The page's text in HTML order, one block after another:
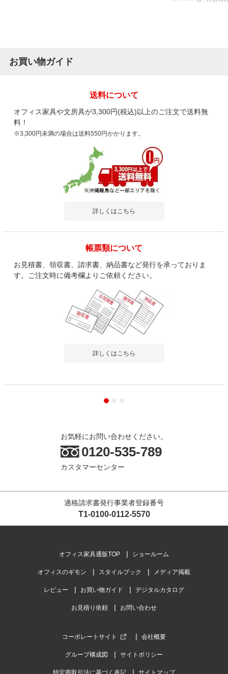
お買い物ガイド
送料について
オフィス家具や文房具が3,300円(税込)以上のご注文で送料無
料！
※3,300円未満の場合は送料550円かかります。
詳しくはこちら
帳票類について
お見積書、領収書、請求書、納品書など発行を承っておりま
す。ご注文時に備考欄よりご依頼ください。
詳しくはこちら
お気軽にお問い合わせください。
0120-535-789
カスタマーセンター
適格請求書発行事業者登録番号
T1-0100-0112-5570
オフィス家具通販TOP ショールーム
オフィスのギモン スタイルブック メディア掲載
レビュー お買い物ガイド デジタルカタログ
お見積り依頼 お問い合わせ
コーポレートサイト 会社概要
グループ構成図 サイトポリシー
特定商取引法に基づく表記 サイトマップ